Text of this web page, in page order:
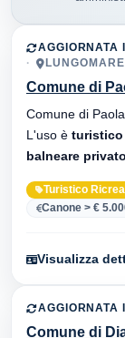
AGGIORNATA
Comune di
Comune di
L'uso è turistico
balneare privato
Turistico
Canone > €
Visualizza
AGGIORNATA
Comune di